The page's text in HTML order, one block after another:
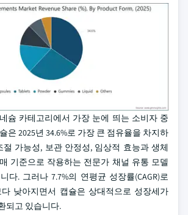
슘 카테고리에서 가장 눈에 띄는 소비자 중
은 2025년 34.6%로 가장 큰 점유율을 차지하
절 가능성, 보관 안정성, 임상적 효능과 생체
기준으로 작용하는 전문가 채널 유통 모델
다. 그러나 7.7%의 연평균 성장률(CAGR)로
다 낮아지면서 캡슐은 상대적으로 성장세가
되고 있습니다.